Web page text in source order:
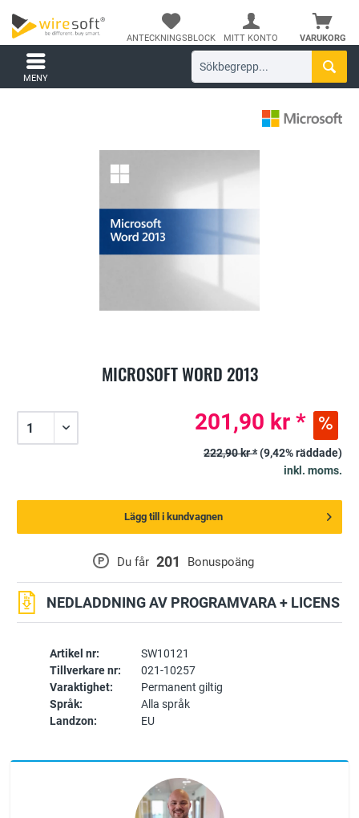
VARUKORG
ANTECKNINGSBLOCK MITT KONTO
MENY
MICROSOFT WORD 2013
Artikel nr:
SW10121
Tillverkare nr:
021-10257
Varaktighet:
Permanent giltig
Språk:
Alla språk
Landzon:
EU
P Du får 201 Bonuspoäng
NEDLADDNING AV PROGRAMVARA + LICENS
201,90 kr *
222,90 kr *(9,42% räddade)
inkl. moms.
Lägg till i kundvagnen